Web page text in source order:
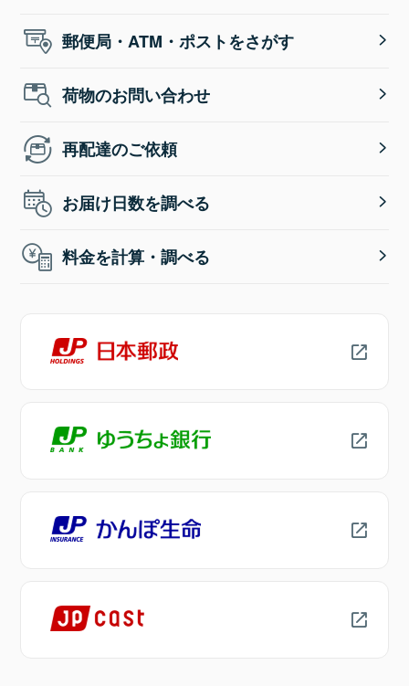
郵便局・ATM・ポストをさがす
荷物のお問い合わせ
再配達のご依頼
お届け日数を調べる
料金を計算・調べる